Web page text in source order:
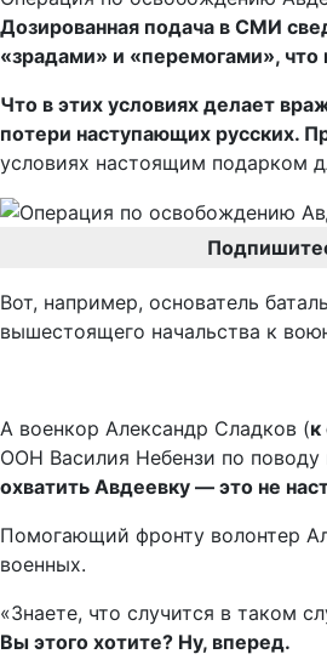
Дозированная подача в СМИ
«зрадами» и «перемогами»,
Что в этих условиях делает
потери наступающих русских.
условиях настоящим подарком
Вот, например, основатель
вышестоящего начальства к
А военкор Александр Сладков (к
ООН Василия Небензи по
охватить Авдеевку — это не
Помогающий фронту волонтер
военных.
«Знаете, что случится в таком
Вы этого хотите? Ну, вперед.